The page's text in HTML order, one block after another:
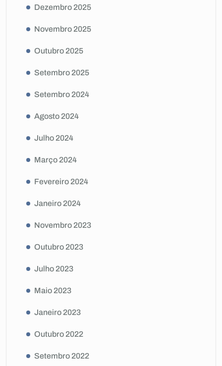
Dezembro 2025
Novembro 2025
Outubro 2025
Setembro 2025
Setembro 2024
Agosto 2024
Julho 2024
Março 2024
Fevereiro 2024
Janeiro 2024
Novembro 2023
Outubro 2023
Julho 2023
Maio 2023
Janeiro 2023
Outubro 2022
Setembro 2022